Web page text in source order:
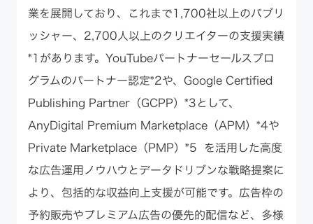
業を展開しており、これまで1,700社以上のパブリ
ッシャー、2,700人以上のクリエイターの支援実績
*1があります。YouTubeパートナーセールスプロ
グラムのパートナー認定*2や、Google Certified
Publishing Partner（GCPP）*3として、
AnyDigital Premium Marketplace（APM）*4や
Private Marketplace（PMP）*5 を活用した高度
な広告運用ノウハウとデータドリブンな戦略提案に
より、包括的な収益向上支援が可能です。広告枠の
予約販売やプレミアム広告の優先的配信など、多様